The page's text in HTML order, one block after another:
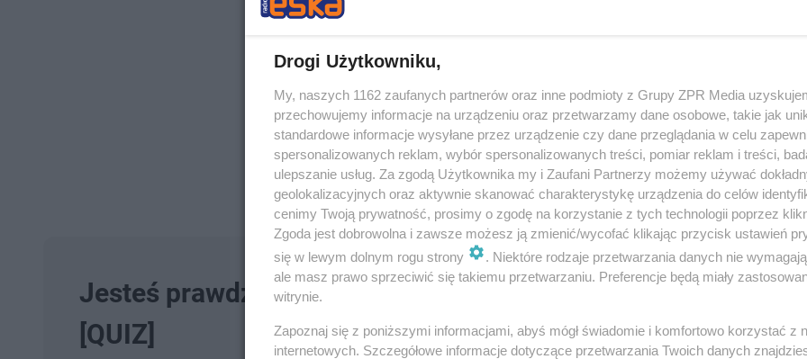
Jesteś prawdziwym kociarzem? Sprawdź, ile wiesz o kotach!
[QUIZ]
Drogi Użytkowniku,
My, naszych 1162 zaufanych partnerów oraz inne podmioty z Grupy ZPR Media
przechowujemy informacje na urządzeniu oraz przetwarzamy dane osobowe, takie jak
standardowe informacje wysyłane przez urządzenie czy dane przeglądania w celu
spersonalizowanych reklam, wybór spersonalizowanych treści, pomiar reklam i treści,
ulepszanie usług. Za zgodą Użytkownika my i Zaufani Partnerzy możemy używać
geolokalizacyjnych oraz aktywnie skanować charakterystykę urządzenia do celów
cenimy Twoją prywatność, prosimy o zgodę na korzystanie z tych technologii poprzez
Zgoda jest dobrowolna i zawsze możesz ją zmienić/wycofać klikając przycisk ustawień
się w lewym dolnym rogu strony
. Niektóre rodzaje przetwarzania danych nie
ale masz prawo sprzeciwić się takiemu przetwarzaniu. Preferencje będą miały
witrynie.
Zapoznaj się z poniższymi informacjami, abyś mógł świadomie i komfortowo korzystać z
internetowych. Szczegółowe informacje dotyczące przetwarzania Twoich danych